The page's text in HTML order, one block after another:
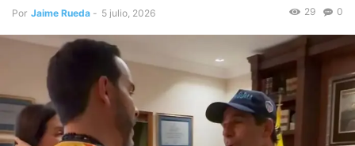
Por Jaime Rueda - 5 julio, 2026 0
29